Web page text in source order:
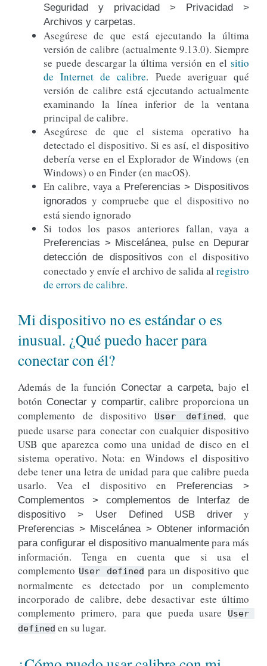
Seguridad y privacidad > Privacidad >
Archivos y carpetas.
Asegúrese de que está ejecutando la última
versión de calibre (actualmente 9.13.0). Siempre
se puede descargar la última versión en el sitio
de Internet de calibre. Puede averiguar qué
versión de calibre está ejecutando actualmente
examinando la línea inferior de la ventana
principal de calibre.
Asegúrese de que el sistema operativo ha
detectado el dispositivo. Si es así, el dispositivo
debería verse en el Explorador de Windows (en
Windows) o en Finder (en macOS).
En calibre, vaya a Preferencias > Dispositivos
ignorados y compruebe que el dispositivo no
está siendo ignorado
Si todos los pasos anteriores fallan, vaya a
Preferencias > Miscelánea, pulse en Depurar
detección de dispositivos con el dispositivo
conectado y envíe el archivo de salida al registro
de errors de calibre.
Mi dispositivo no es estándar o es
inusual. ¿Qué puedo hacer para
conectar con él?
Además de la función Conectar a carpeta, bajo el
botón Conectar y compartir, calibre proporciona un
complemento de dispositivo
User defined, que
puede usarse para conectar con cualquier dispositivo
USB que aparezca como una unidad de disco en el
sistema operativo. Nota: en Windows el dispositivo
debe tener una letra de unidad para que calibre pueda
usarlo. Vea el dispositivo en
Preferencias >
Complementos > complementos de Interfaz de
dispositivo > User Defined USB driver
y
Preferencias > Miscelánea > Obtener información
para configurar el dispositivo manualmente para más
información. Tenga en cuenta que si usa el
complemento User defined para un dispositivo que
normalmente es detectado por un complemento
incorporado de calibre, debe desactivar este último
complemento primero, para que pueda usare
User
defined en su lugar.